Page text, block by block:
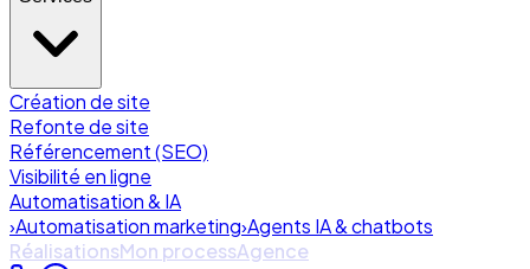
Création de site
Refonte de site
Référencement (SEO)
Visibilité en ligne
Automatisation & IA
›Automatisation marketing›Agents IA & chatbots
RéalisationsMon processAgence